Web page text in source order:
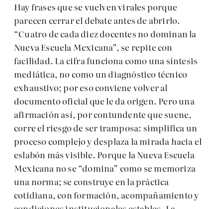
Hay frases que se vuelven virales porque
parecen cerrar el debate antes de abrirlo.
“Cuatro de cada diez docentes no dominan la
Nueva Escuela Mexicana”, se repite con
facilidad. La cifra funciona como una síntesis
mediática, no como un diagnóstico técnico
exhaustivo; por eso conviene volver al
documento oficial que le da origen. Pero una
afirmación así, por contundente que suene,
corre el riesgo de ser tramposa: simplifica un
proceso complejo y desplaza la mirada hacia el
eslabón más visible. Porque la Nueva Escuela
Mexicana no se “domina” como se memoriza
una norma; se construye en la práctica
cotidiana, con formación, acompañamiento y